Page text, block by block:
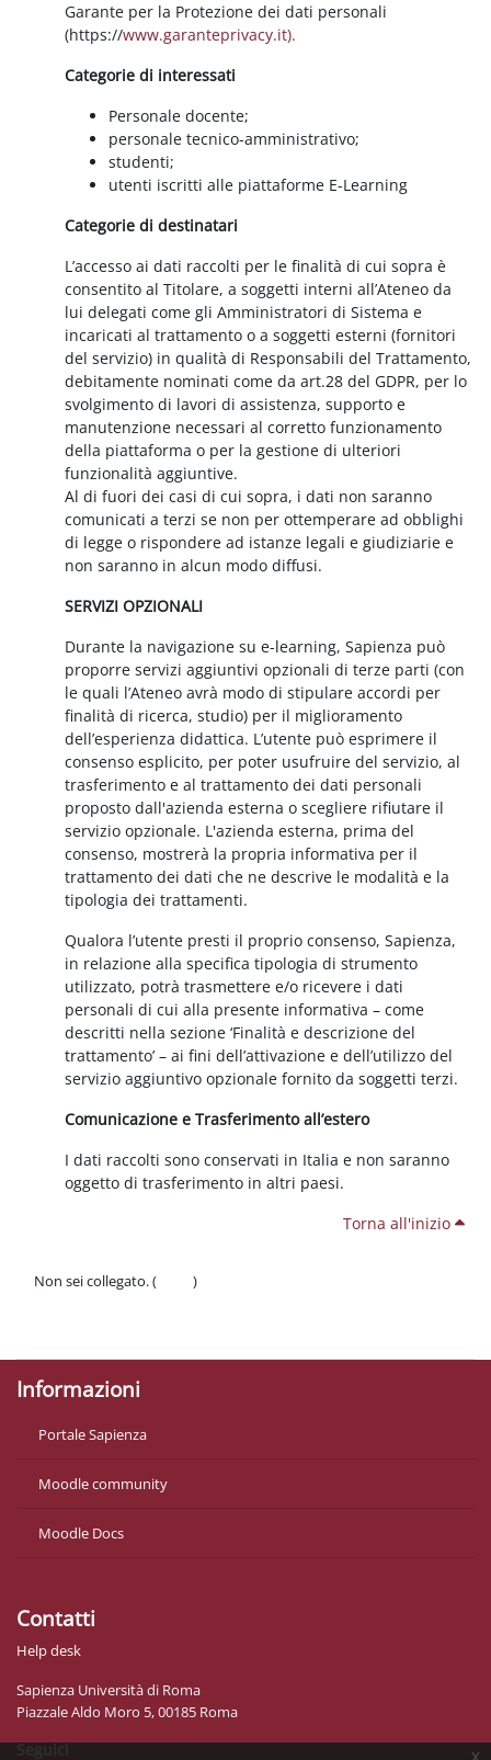
x
Garante per la Protezione dei dati personali
(https://www.garanteprivacy.it).
Categorie di interessati
Personale docente;
personale tecnico-amministrativo;
studenti;
utenti iscritti alle piattaforme E-Learning
Categorie di destinatari
L’accesso ai dati raccolti per le finalità di cui sopra è
consentito al Titolare, a soggetti interni all’Ateneo da
lui delegati come gli Amministratori di Sistema e
incaricati al trattamento o a soggetti esterni (fornitori
del servizio) in qualità di Responsabili del Trattamento,
debitamente nominati come da art.28 del GDPR, per lo
svolgimento di lavori di assistenza, supporto e
manutenzione necessari al corretto funzionamento
della piattaforma o per la gestione di ulteriori
funzionalità aggiuntive.
Al di fuori dei casi di cui sopra, i dati non saranno
comunicati a terzi se non per ottemperare ad obblighi
di legge o rispondere ad istanze legali e giudiziarie e
non saranno in alcun modo diffusi.
SERVIZI OPZIONALI
Durante la navigazione su e-learning, Sapienza può
proporre servizi aggiuntivi opzionali di terze parti (con
le quali l’Ateneo avrà modo di stipulare accordi per
finalità di ricerca, studio) per il miglioramento
dell’esperienza didattica. L’utente può esprimere il
consenso esplicito, per poter usufruire del servizio, al
trasferimento e al trattamento dei dati personali
proposto dall'azienda esterna o scegliere rifiutare il
servizio opzionale. L'azienda esterna, prima del
consenso, mostrerà la propria informativa per il
trattamento dei dati che ne descrive le modalità e la
tipologia dei trattamenti.
Qualora l’utente presti il proprio consenso, Sapienza,
in relazione alla specifica tipologia di strumento
utilizzato, potrà trasmettere e/o ricevere i dati
personali di cui alla presente informativa – come
descritti nella sezione ‘Finalità e descrizione del
trattamento’ – ai fini dell’attivazione e dell’utilizzo del
servizio aggiuntivo opzionale fornito da soggetti terzi.
Comunicazione e Trasferimento all’estero
I dati raccolti sono conservati in Italia e non saranno
oggetto di trasferimento in altri paesi.
Torna all'inizio
Non sei collegato. (
)
Informazioni
Portale Sapienza
Moodle community
Moodle Docs
Contatti
Help desk
Sapienza Università di Roma
Piazzale Aldo Moro 5, 00185 Roma
Seguici